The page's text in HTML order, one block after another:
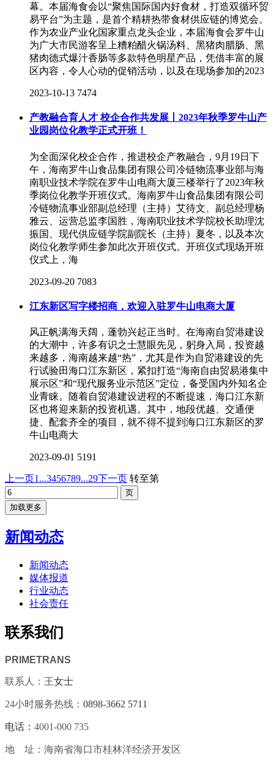
幕。本届海食会以“聚焦国际国内好食材，打造双循环贸
易平台”为主题，是首个精耕热带食材供应链的博览会。
作为农业产业化国家重点龙头企业，本届海食会罗牛山
为广大市民游客呈上糟粕醋火锅汤料、黑猪肉腊肠、黑
猪肉德式爆汁香肠等多款特色明星产品，凭借丰富的展
区内容，令人心动的促销活动，以及在现场参加的2023
2023-10-13 7474
产教融合育人才 校企合作共发展丨2023年秋季罗牛山产
业园岗位化教学正式开班！
为全面深化校企合作，推进校企产教融合，9月19日下
午，海南罗牛山食品集团有限公司冷链物流事业部与海
南职业技术学院在罗牛山电商大厦三楼举行了2023年秋
季岗位化教学开班仪式。海南罗牛山食品集团有限公司
冷链物流事业部副总经理（主持）艾待文、副总经理杨
雅云、运营总监李国胜，海南职业技术学院校长助理沈
振国、现代供应链学院副院长（主持）夏冬，以及本次
岗位化教学师生参加此次开班仪式。开班仪式现场开班
仪式上，海
2023-09-20 7083
江东新区写字楼招商，欢迎入驻罗牛山电商大厦
风正帆满海天阔，蓬勃兴起正当时。在海南自贸港建设
的大潮中，许多有识之士慧眼先见，躬身入局，投资越
来越多，海南越来越“热”，尤其是作为自贸港建设的先
行试验田海口江东新区，紧扣打造“海南自由贸易港集中
展示区”和“现代服务业示范区”定位，备受国内外知名企
业青睐。随着自贸港建设进程的不断提速，海口江东新
区也将迎来新的投资机遇。其中，地段优越、交通便
捷、配套齐全的项目，就不得不提到海口江东新区的罗
牛山电商大
2023-09-01 5191
上一页1...3456789...29下一页 转至第
加载更多
新闻动态
新闻动态
媒体报道
行业动态
社会责任
联系我们
PRIMETRANS
联系人：王女士
24小时服务热线： 0898-3662 5711
电话： 4001-000 735
地 址：海南省海口市桂林洋经济开发区